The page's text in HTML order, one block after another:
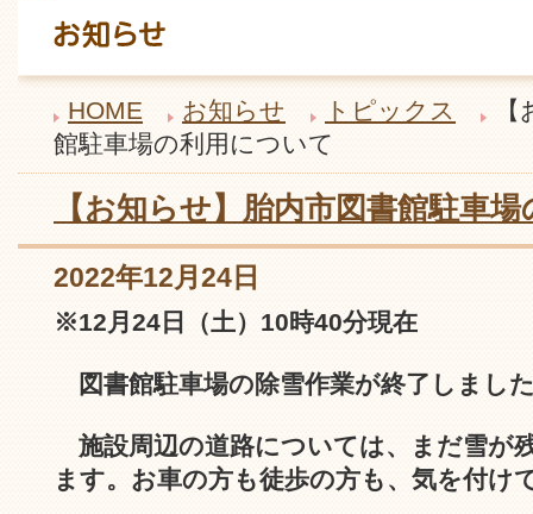
HOME お知らせ トピックス
館駐車場の利用について
【お知らせ】胎内市図書館駐車
2022年12月24日
※12月24日（土）10時40分現在
図書館駐車場の除雪作業が終了しまし
施設周辺の道路については、まだ雪が
ます。お車の方も徒歩の方も、気を付け